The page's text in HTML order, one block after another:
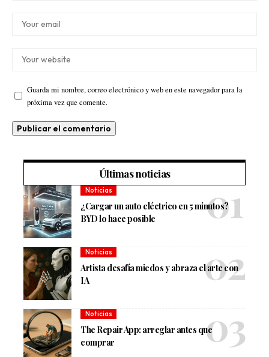
Guarda mi nombre, correo electrónico y web en este navegador para la
próxima vez que comente.
Últimas noticias
Noticias
¿Cargar un auto eléctrico en 5 minutos?
BYD lo hace posible
Noticias
Artista desafía miedos y abraza el arte con
IA
Noticias
The Repair App: arreglar antes que
comprar